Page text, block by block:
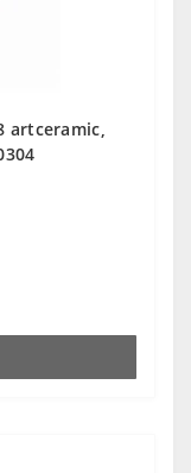
artceramic,